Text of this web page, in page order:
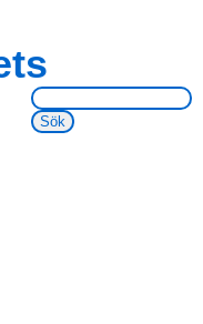
Sök på webbsidan: